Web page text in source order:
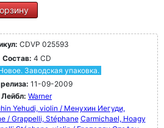
CDVP 025593
Состав: 4 CD
Заводская упаковка.
11-09-2009
Лейбл: Warner
Yehudi, violin / Менухин Иегуди,
/ Grappelli, Stéphane Carmichael, Hoagy